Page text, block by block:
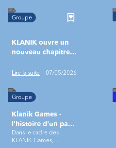
Groupe
KLANIK ouvre un
nouveau chapitre
Lire la suite 07/05/2026
Groupe
Klanik Games -
l'histoire d'un pari
fou, à la croisée
entre le sport &
Dans le cadre des
KLANIK Games,